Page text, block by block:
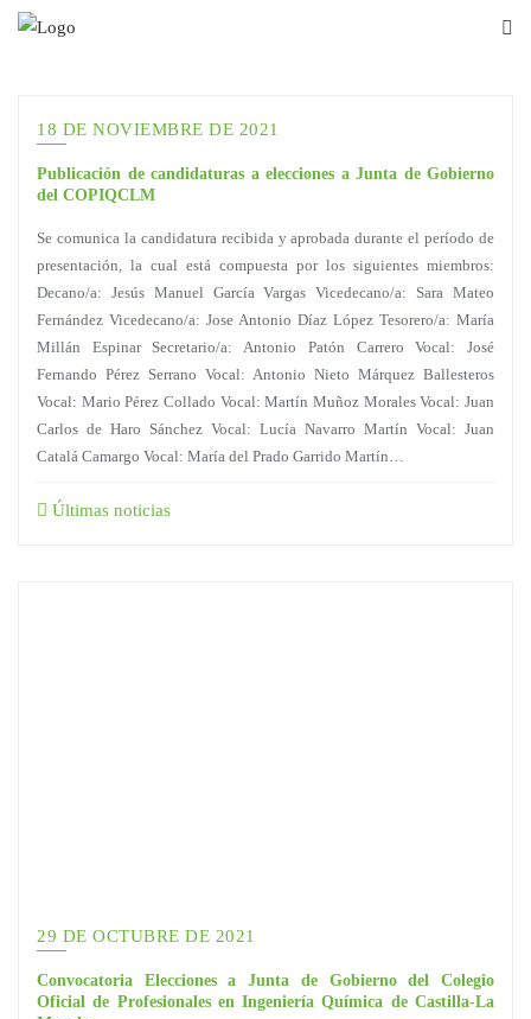
18 DE NOVIEMBRE DE 2021
Publicación de candidaturas a elecciones a Junta de Gobierno
del COPIQCLM
Se comunica la candidatura recibida y aprobada durante el período de
presentación, la cual está compuesta por los siguientes miembros:
Decano/a: Jesús Manuel García Vargas Vicedecano/a: Sara Mateo
Fernández Vicedecano/a: Jose Antonio Díaz López Tesorero/a: María
Millán Espinar Secretario/a: Antonio Patón Carrero Vocal: José
Fernando Pérez Serrano Vocal: Antonio Nieto Márquez Ballesteros
Vocal: Mario Pérez Collado Vocal: Martín Muñoz Morales Vocal: Juan
Carlos de Haro Sánchez Vocal: Lucía Navarro Martín Vocal: Juan
Catalá Camargo Vocal: María del Prado Garrido Martín…
Últimas noticias
29 DE OCTUBRE DE 2021
Convocatoria Elecciones a Junta de Gobierno del Colegio
Oficial de Profesionales en Ingeniería Química de Castilla-La